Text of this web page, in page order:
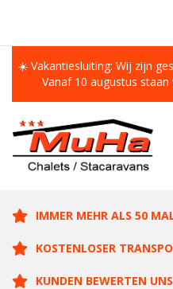
☀️ Vakantiesluiting: Wij zijn
Vanaf 10 augustus
IMMER MEHR ALS 50
KOSTENLOSER
KUNDEN BEWERTEN